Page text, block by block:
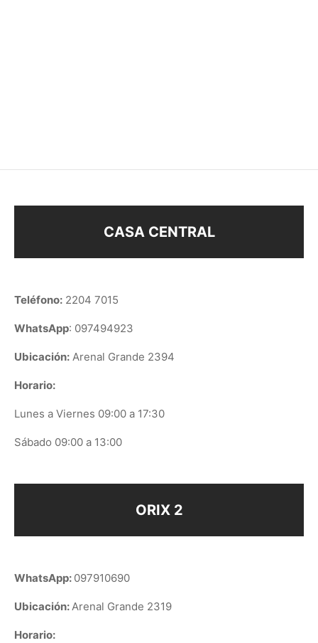
CASA CENTRAL
Teléfono: 2204 7015
WhatsApp: 097494923
Ubicación: Arenal Grande 2394
Horario:
Lunes a Viernes 09:00 a 17:30
Sábado 09:00 a 13:00
ORIX 2
WhatsApp: 097910690
Ubicación:Arenal Grande 2319
Horario: